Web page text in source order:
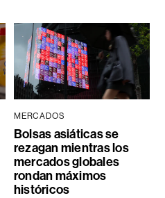
MERCADOS
Bolsas asiáticas se
rezagan mientras los
mercados globales
rondan máximos
históricos